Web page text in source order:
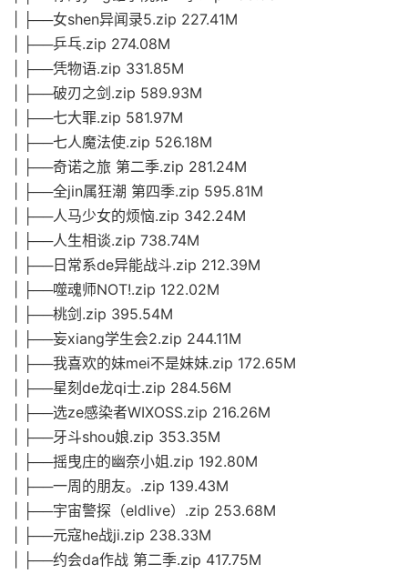
| ├──女shen异闻录5.zip 227.41M
| ├──乒乓.zip 274.08M
| ├──凭物语.zip 331.85M
| ├──破刃之剑.zip 589.93M
| ├──七大罪.zip 581.97M
| ├──七人魔法使.zip 526.18M
| ├──奇诺之旅 第二季.zip 281.24M
| ├──全jin属狂潮 第四季.zip 595.81M
| ├──人马少女的烦恼.zip 342.24M
| ├──人生相谈.zip 738.74M
| ├──日常系de异能战斗.zip 212.39M
| ├──噬魂师NOT!.zip 122.02M
| ├──桃剑.zip 395.54M
| ├──妄xiang学生会2.zip 244.11M
| ├──我喜欢的妹mei不是妹妹.zip 172.65M
| ├──星刻de龙qi士.zip 284.56M
| ├──选ze感染者WIXOSS.zip 216.26M
| ├──牙斗shou娘.zip 353.35M
| ├──摇曳庄的幽奈小姐.zip 192.80M
| ├──一周的朋友。.zip 139.43M
| ├──宇宙警探（eldlive）.zip 253.68M
| ├──元寇he战ji.zip 238.33M
| ├──约会da作战 第二季.zip 417.75M